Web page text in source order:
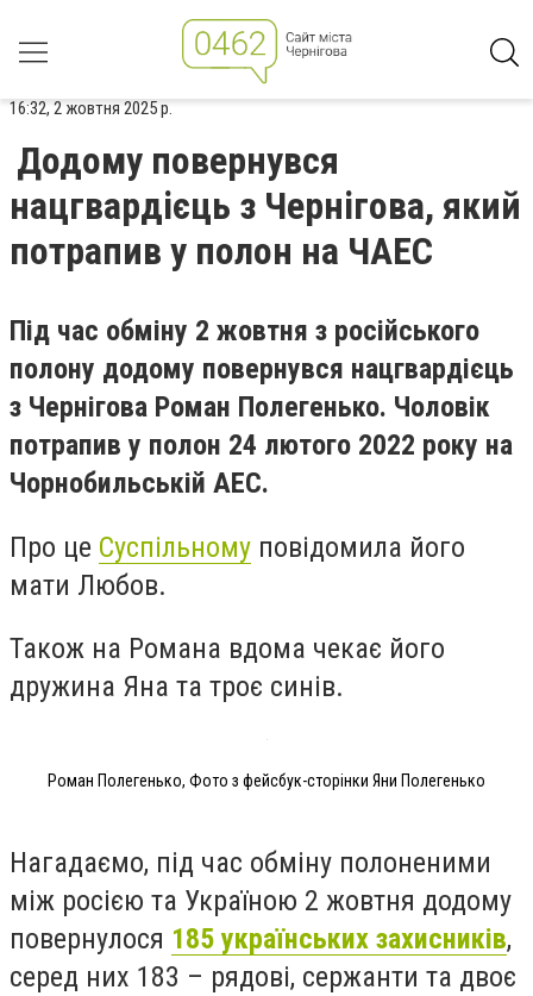
16:32, 2 жовтня 2025 р.
Додому повернувся
нацгвардієць з Чернігова, який
потрапив у полон на ЧАЕС
Під час обміну 2 жовтня з російського
полону додому повернувся нацгвардієць
з Чернігова Роман Полегенько. Чоловік
потрапив у полон 24 лютого 2022 року на
Чорнобильській АЕС.
Про це Суспільному повідомила його
мати Любов.
Також на Романа вдома чекає його
дружина Яна та троє синів.
Роман Полегенько, Фото з фейсбук-сторінки Яни Полегенько
Нагадаємо, під час обміну полоненими
між росією та Україною 2 жовтня додому
повернулося 185 українських захисників,
серед них 183 – рядові, сержанти та двоє